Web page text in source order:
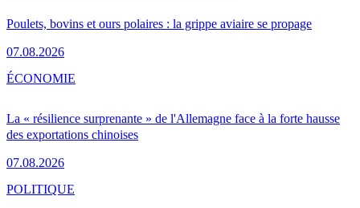
Poulets, bovins et ours polaires : la grippe aviaire se propage
07.08.2026
La « résilience surprenante » de l'Allemagne face à la forte hausse
des exportations chinoises
07.08.2026
ÉCONOMIE
POLITIQUE